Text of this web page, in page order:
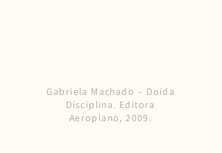
Gabriela Machado – Doida
Disciplina. Editora
Aeroplano, 2009.